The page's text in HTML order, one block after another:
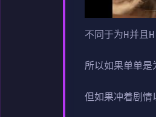
不同于为H并且
所以如果单单是
但如果冲着剧情